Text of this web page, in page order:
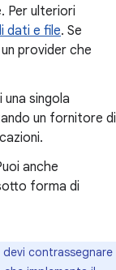
Per ulteriori
dati e file. Se
provider che
singola
un fornitore di
anche
forma di
contrassegnare